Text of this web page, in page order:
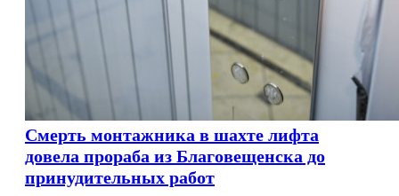
Смерть монтажника в шахте лифта
довела прораба из Благовещенска до
принудительных работ